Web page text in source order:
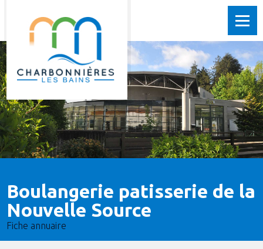
Boulangerie patisserie de la
Nouvelle Source
Fiche annuaire